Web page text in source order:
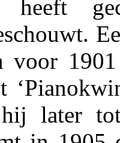
voor
later